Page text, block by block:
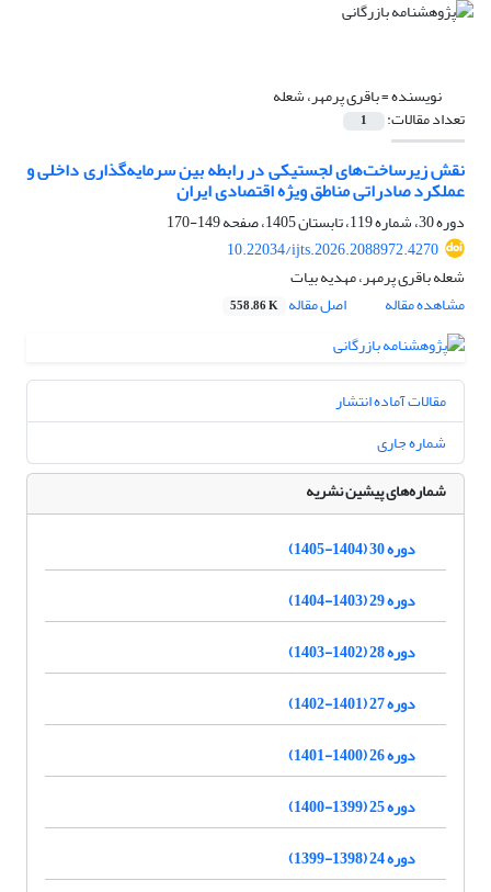
نویسنده =باقری پرمهر، شعله
تعداد مقالات: 1
نقش زیرساخت‌های لجستیکی در رابطه بین سرمایه‌گذاری داخلی و
عملکرد صادراتی مناطق ویژه اقتصادی ایران
دوره 30، شماره 119، تابستان 1405، صفحه
149-170
10.22034/ijts.2026.2088972.4270
شعله باقری پرمهر، مهدیه بیات
مشاهده مقاله
اصل مقاله 558.86 K
مقالات آماده انتشار
شماره جاری
شماره‌های پیشین نشریه
دوره 30 (1404-1405)
دوره 29 (1403-1404)
دوره 28 (1402-1403)
دوره 27 (1401-1402)
دوره 26 (1400-1401)
دوره 25 (1399-1400)
دوره 24 (1398-1399)